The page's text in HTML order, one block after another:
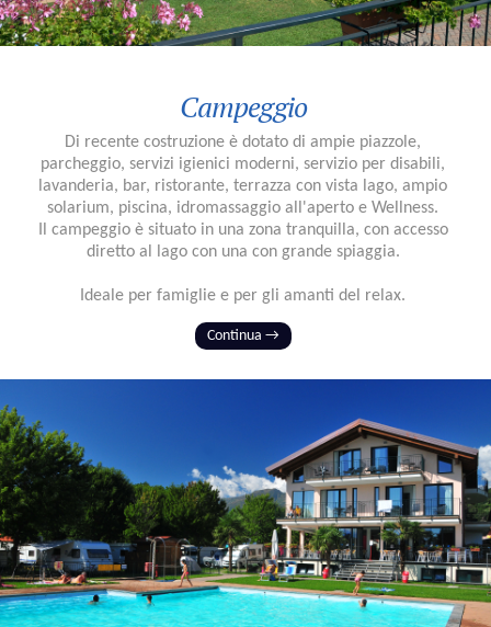
Campeggio
Di recente costruzione è dotato di ampie piazzole,
parcheggio, servizi igienici moderni, servizio per disabili,
lavanderia, bar, ristorante, terrazza con vista lago, ampio
solarium, piscina, idromassaggio all'aperto e Wellness.
Il campeggio è situato in una zona tranquilla, con accesso
diretto al lago con una con grande spiaggia.
Ideale per famiglie e per gli amanti del relax.
Continua →